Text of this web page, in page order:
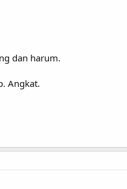
dan harum.
Angkat.